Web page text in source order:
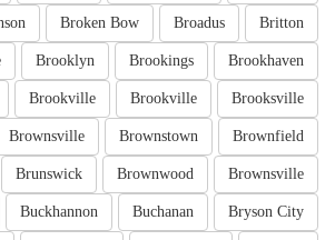
Britton
Broadus
Broken Bow
Brookhaven
Brookings
Brooklyn
Brooksville
Brookville
Brookville
Brownfield
Brownstown
Brownsville
Brownsville
Brownwood
Brunswick
Bryson City
Buchanan
Buckhannon